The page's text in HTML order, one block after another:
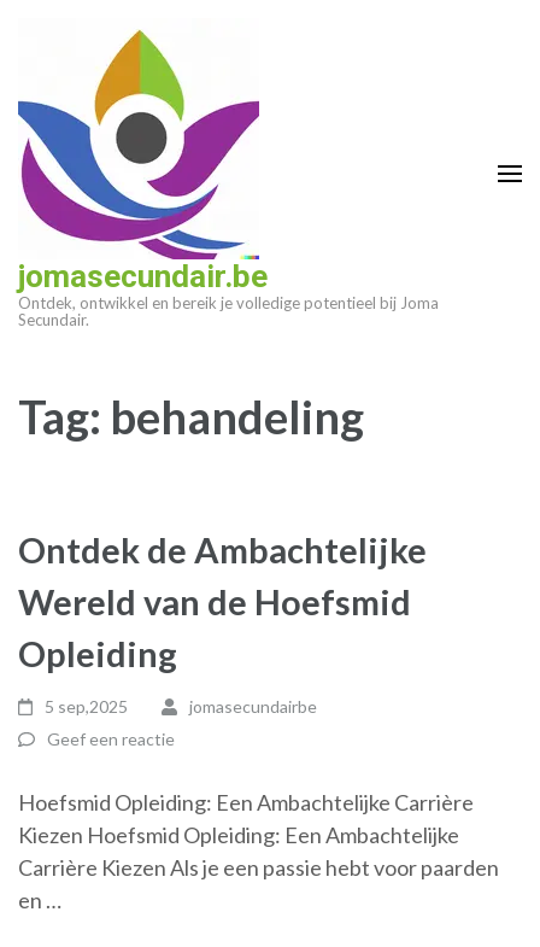
(druk
enter)
jomasecundair.be
Ontdek, ontwikkel en bereik je volledige potentieel bij Joma
Secundair.
Tag: behandeling
Ontdek de Ambachtelijke
Wereld van de Hoefsmid
Opleiding
5 sep,2025
jomasecundairbe
Geef een reactie
Hoefsmid Opleiding: Een Ambachtelijke Carrière
Kiezen Hoefsmid Opleiding: Een Ambachtelijke
Carrière Kiezen Als je een passie hebt voor paarden
en …